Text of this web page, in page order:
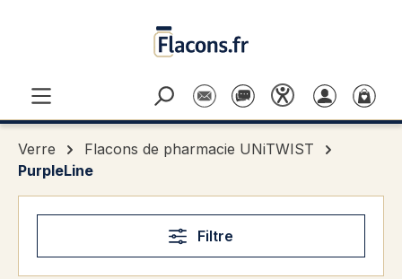
Verre
Flacons de pharmacie UNiTWIST
PurpleLine
Filtre